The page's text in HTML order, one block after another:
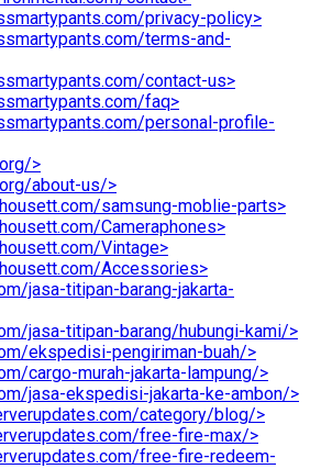
privacy-policy>
terms-and-
contact-us>
faq>
personal-profile-
>
about-us/>
samsung-moblie-parts>
Cameraphones>
Vintage>
Accessories>
jasa-titipan-barang-jakarta-
jasa-titipan-barang/hubungi-kami/>
ekspedisi-pengiriman-buah/>
cargo-murah-jakarta-lampung/>
jasa-ekspedisi-jakarta-ke-ambon/>
category/blog/>
free-fire-max/>
free-fire-redeem-